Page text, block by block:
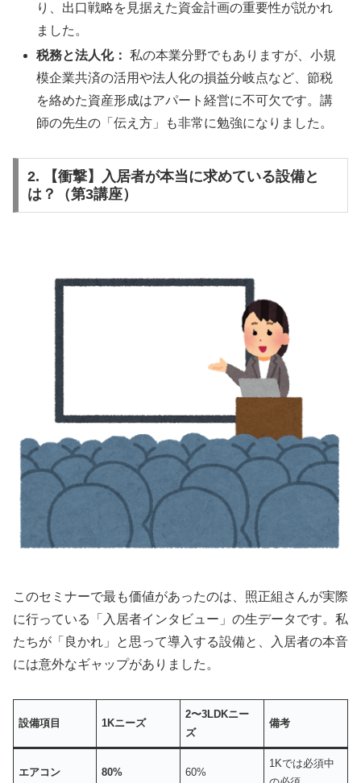
り、出口戦略を見据えた資金計画の重要性が説かれ
ました。
税務と法人化： 私の本業分野でもありますが、小規
模企業共済の活用や法人化の損益分岐点など、節税
を絡めた資産形成はアパート経営に不可欠です。講
師の先生の「伝え方」も非常に勉強になりました。
2. 【衝撃】入居者が本当に求めている設備と
は？（第3講座）
このセミナーで最も価値があったのは、照正組さんが実際
に行っている「入居者インタビュー」の生データです。私
たちが「良かれ」と思って導入する設備と、入居者の本音
には意外なギャップがありました。
設備項目 1Kニーズ
2〜3LDKニー
ズ
備考
エアコン 80% 60%
1Kでは必須中